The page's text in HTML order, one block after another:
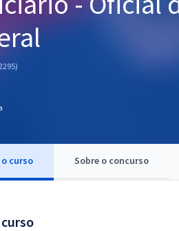
curso Sobre o concurso